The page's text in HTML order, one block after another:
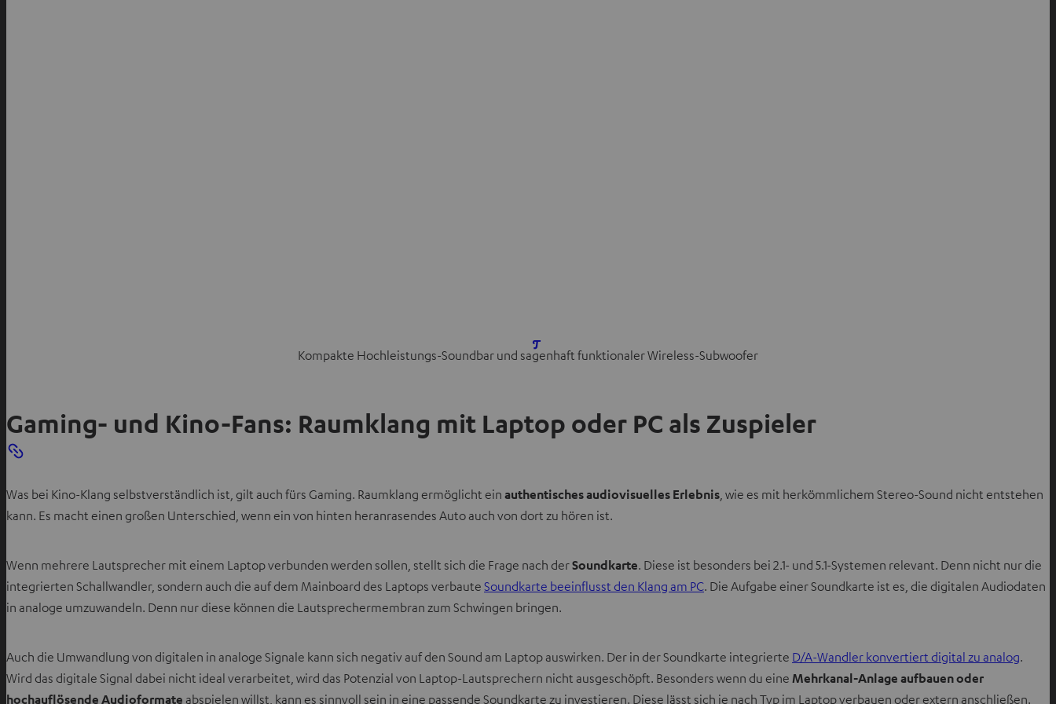
Kompakte Hochleistungs-Soundbar und sagenhaft funktionaler Wireless-Subwoofer
Gaming- und Kino-Fans: Raumklang mit Laptop oder PC als Zuspieler
Was bei Kino-Klang selbstverständlich ist, gilt auch fürs Gaming. Raumklang ermöglicht ein authentisches audiovisuelles Erlebnis, wie es mit herkömmlichem Stereo-Sound nicht entstehen
kann. Es macht einen großen Unterschied, wenn ein von hinten heranrasendes Auto auch von dort zu hören ist.
Wenn mehrere Lautsprecher mit einem Laptop verbunden werden sollen, stellt sich die Frage nach derSoundkarte. Diese ist besonders bei 2.1- und 5.1-Systemen relevant. Denn nicht nur die
integrierten Schallwandler, sondern auch die auf dem Mainboard des Laptops verbaute Soundkarte beeinflusst den Klang am PC. Die Aufgabe einer Soundkarte ist es, die digitalen Audiodaten
in analoge umzuwandeln. Denn nur diese können die Lautsprechermembran zum Schwingen bringen.
Auch die Umwandlung von digitalen in analoge Signale kann sich negativ auf den Sound am Laptop auswirken. Der in der Soundkarte integrierte D/A-Wandler konvertiert digital zu analog.
Wird das digitale Signal dabei nicht ideal verarbeitet, wird das Potenzial von Laptop-Lautsprechern nicht ausgeschöpft. Besonders wenn du eine Mehrkanal-Anlage aufbauen oder
hochauflösende Audioformate abspielen willst, kann es sinnvoll sein in eine passende Soundkarte zu investieren. Diese lässt sich je nach Typ im Laptop verbauen oder extern anschließen.